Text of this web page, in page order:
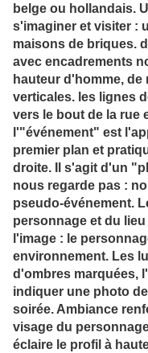
belge ou hollandais.
s'imaginer et visiter :
maisons de briques.
avec encadrements
hauteur d'homme, de
verticales. les lignes
vers le bout de la rue
l'"événement" est
premier plan et
droite. Il s'agit d'un
nous regarde pas :
pseudo-événement.
personnage et du
l'image : le
environnement. Les
d'ombres marquées,
indiquer une photo
soirée. Ambiance
visage du
éclaire le profil à